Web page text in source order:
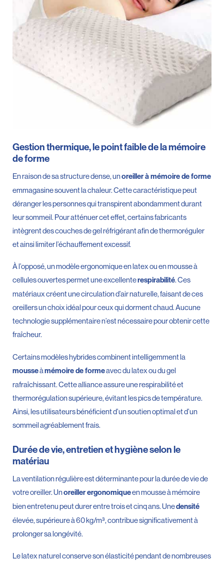
Gestion thermique, le point faible de la mémoire
de forme
En raison de sa structure dense, unoreiller à mémoire de forme
emmagasine souvent la chaleur. Cette caractéristique peut
déranger les personnes qui transpirent abondamment durant
leur sommeil. Pour atténuer cet effet, certains fabricants
intègrent des couches de gel réfrigérant afin de thermoréguler
et ainsi limiter l’échauffement excessif.
À l’opposé, un modèle ergonomique en latex ou en mousse à
cellules ouvertes permet une excellenterespirabilité. Ces
matériaux créent une circulation d’air naturelle, faisant de ces
oreillers un choix idéal pour ceux qui dorment chaud. Aucune
technologie supplémentaire n’est nécessaire pour obtenir cette
fraîcheur.
Certains modèles hybrides combinent intelligemment la
mousseàmémoire de formeavec du latex ou du gel
rafraîchissant. Cette alliance assure une respirabilité et
thermorégulation supérieure, évitant les pics de température.
Ainsi, les utilisateurs bénéficient d’un soutien optimal et d’un
sommeil agréablement frais.
Durée de vie, entretien et hygiène selon le
matériau
La ventilation régulière est déterminante pour la durée de vie de
votre oreiller. Unoreiller ergonomiqueen mousse à mémoire
bien entretenu peut durer entre trois et cinq ans. Unedensité
élevée, supérieure à 60 kg/m³, contribue significativement à
prolonger sa longévité.
Le latex naturel conserve son élasticité pendant de nombreuses